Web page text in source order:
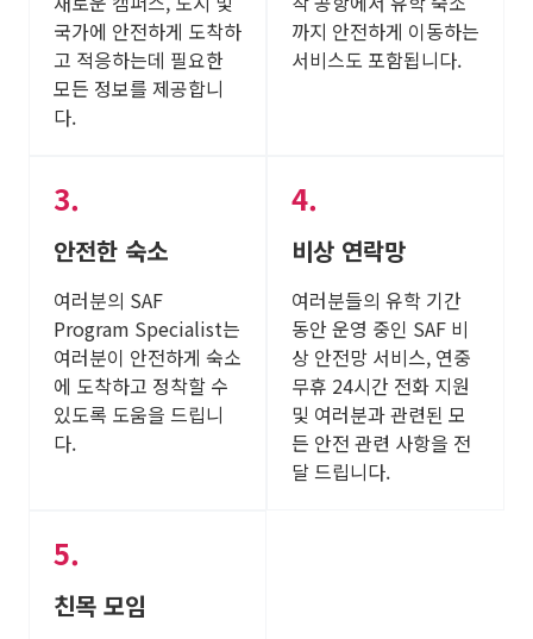
국가에 안전하게 도착하
고 적응하는데 필요한
모든 정보를 제공합니
다.
까지 안전하게 이동하는
서비스도 포함됩니다.
안전한 숙소
여러분의 SAF
Program Specialist는
여러분이 안전하게 숙소
에 도착하고 정착할 수
있도록 도움을 드립니
다.
비상 연락망
여러분들의 유학 기간
동안 운영 중인 SAF 비
상 안전망 서비스, 연중
무휴 24시간 전화 지원
및 여러분과 관련된 모
든 안전 관련 사항을 전
달 드립니다.
친목 모임